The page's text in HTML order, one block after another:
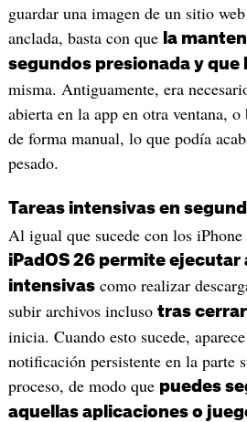
guardar una imagen de un sitio
anclada, basta con que la
segundos presionada y que
misma. Antiguamente, era
abierta en la app en otra ventana,
de forma manual, lo que podía
pesado.
Tareas intensivas en
Al igual que sucede con los
iPadOS 26 permite ejecutar
intensivascomo realizar
subir archivos incluso tras
inicia. Cuando esto sucede,
notificación persistente en la parte
proceso, de modo que puedes
aquellas aplicaciones o